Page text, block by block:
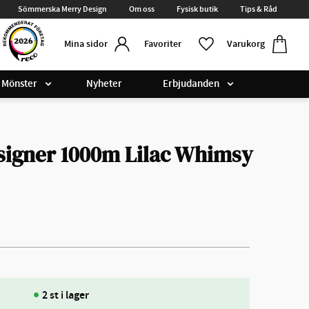
Sömmerska Merry Design Om oss Fysisk butik Tips & Råd
Mina sidor Favoriter Varukorg
Favoriter
Mönster Nyheter Erbjudanden
1000m Lilac Whimsy
2 st i lager